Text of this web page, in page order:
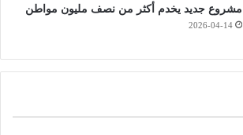
مشروع جديد يخدم أكثر من نصف مليون مواطن
2026-04-14